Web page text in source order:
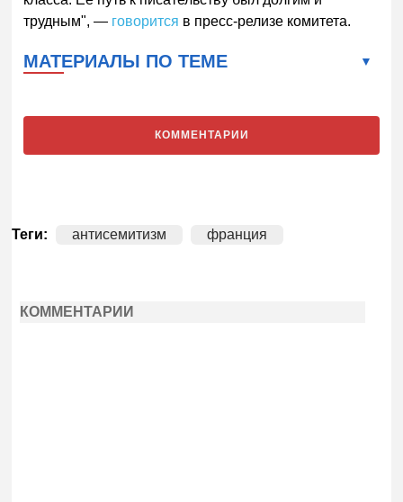
трудным", — говорится в пресс-релизе комитета.
МАТЕРИАЛЫ ПО ТЕМЕ
КОММЕНТАРИИ
Теги: антисемитизм франция
КОММЕНТАРИИ